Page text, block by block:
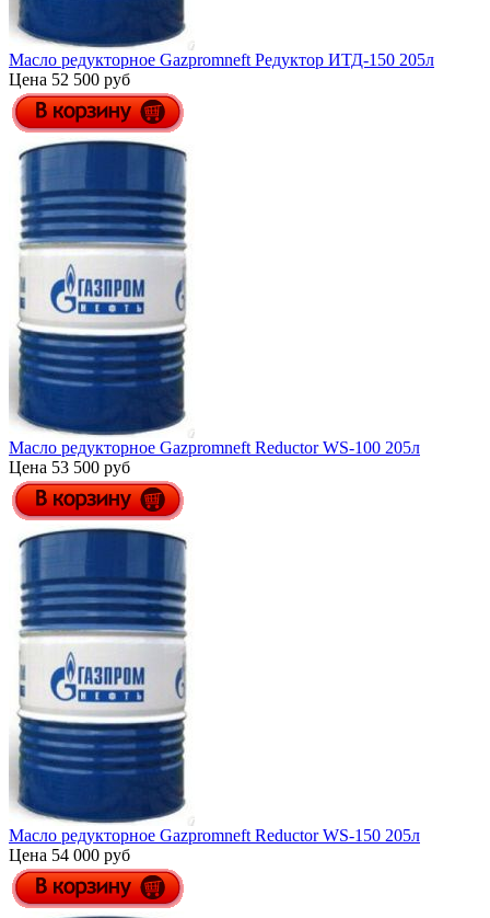
Масло редукторное Gazpromneft Редуктор ИТД-150 205л
Цена 52 500 руб
Масло редукторное Gazpromneft Reductor WS-100 205л
Цена 53 500 руб
Масло редукторное Gazpromneft Reductor WS-150 205л
Цена 54 000 руб